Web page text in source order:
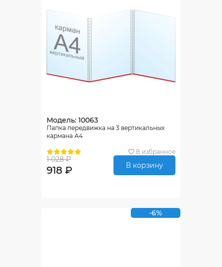
Модель: 10063
Папка передвижка на 3 вертикальных
кармана А4
В избранное
1 028 ₽
918 ₽ В корзину
-6%